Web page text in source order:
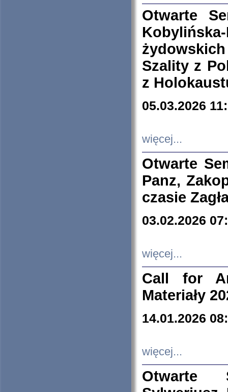
Otwarte
Szality z
z
05.03.2026
więcej...
Otwarte
Panz,
czasie
03.02.2026
więcej...
Call for
Materiały
14.01.2026
więcej...
Otwarte